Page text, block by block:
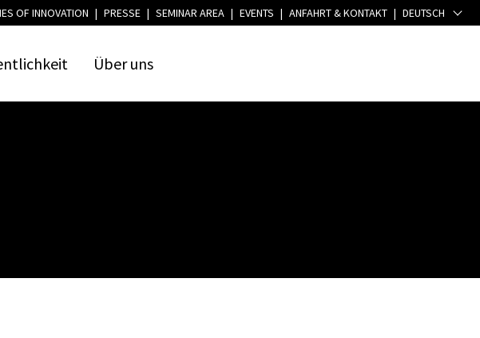
OF INNOVATION | PRESSE | SEMINAR AREA | EVENTS | ANFAHRT & KONTAKT | DEUTSCH
Über uns